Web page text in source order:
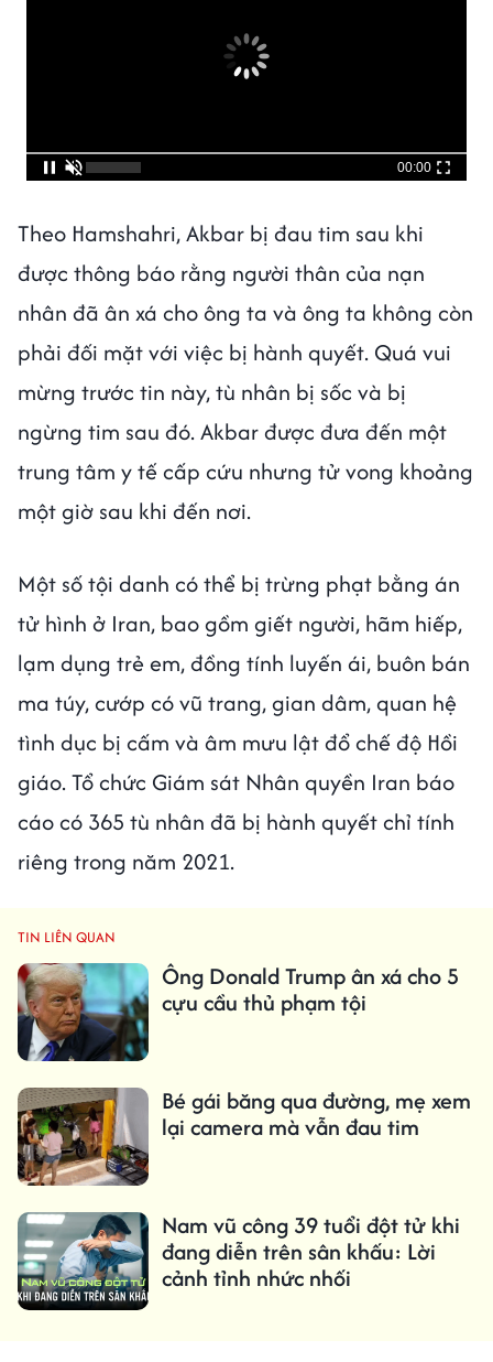
00:00
Theo Hamshahri, Akbar bị đau tim sau khi
được thông báo rằng người thân của nạn
nhân đã ân xá cho ông ta và ông ta không còn
phải đối mặt với việc bị hành quyết. Quá vui
mừng trước tin này, tù nhân bị sốc và bị
ngừng tim sau đó. Akbar được đưa đến một
trung tâm y tế cấp cứu nhưng tử vong khoảng
một giờ sau khi đến nơi.
Một số tội danh có thể bị trừng phạt bằng án
tử hình ở Iran, bao gồm giết người, hãm hiếp,
lạm dụng trẻ em, đồng tính luyến ái, buôn bán
ma túy, cướp có vũ trang, gian dâm, quan hệ
tình dục bị cấm và âm mưu lật đổ chế độ Hồi
giáo. Tổ chức Giám sát Nhân quyền Iran báo
cáo có 365 tù nhân đã bị hành quyết chỉ tính
riêng trong năm 2021.
TIN LIÊN QUAN
Ông Donald Trump ân xá cho 5
cựu cầu thủ phạm tội
Bé gái băng qua đường, mẹ xem
lại camera mà vẫn đau tim
Nam vũ công 39 tuổi đột tử khi
đang diễn trên sân khấu: Lời
cảnh tỉnh nhức nhối